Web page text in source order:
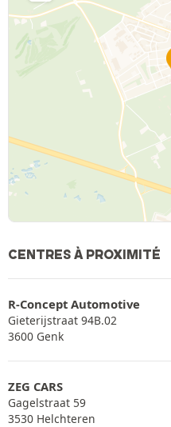
CENTRES À PROXIMITÉ
R-Concept Automotive
Gieterijstraat 94B.02
3600 Genk
ZEG CARS
Gagelstraat 59
3530 Helchteren